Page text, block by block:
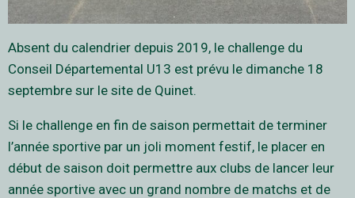
Absent du calendrier depuis 2019, le challenge du
Conseil Départemental U13 est prévu le dimanche 18
septembre sur le site de Quinet.
Si le challenge en fin de saison permettait de terminer
l’année sportive par un joli moment festif, le placer en
début de saison doit permettre aux clubs de lancer leur
année sportive avec un grand nombre de matchs et de